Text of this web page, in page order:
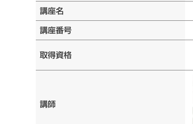
講座名
講座番号
取得資格
講師